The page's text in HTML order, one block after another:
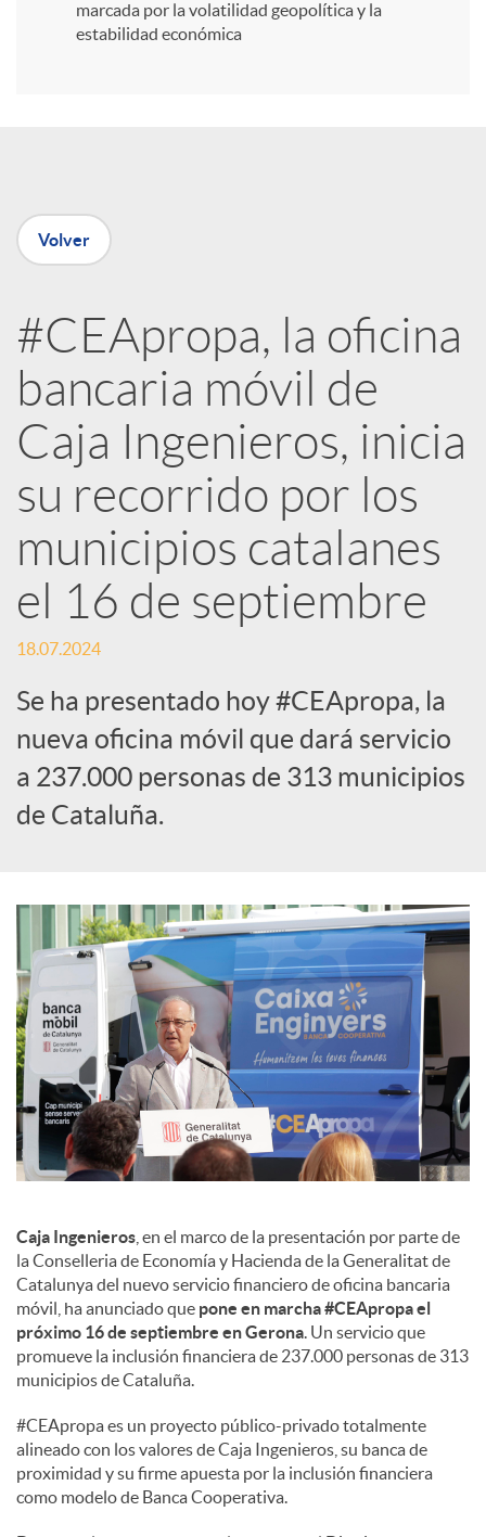
n
e
d
e
s
S
o
c
i
a
l
e
s
marcada por la volatilidad geopolítica y la
estabilidad económica
Volver
#CEApropa, la oficina
bancaria móvil de
Caja Ingenieros, inicia
su recorrido por los
municipios catalanes
el 16 de septiembre
18.07.2024
Se ha presentado hoy #CEApropa, la
nueva oficina móvil que dará servicio
a 237.000 personas de 313 municipios
de Cataluña.
Caja Ingenieros , en el marco de la presentación por parte de
la Conselleria de Economía y Hacienda de la Generalitat de
Catalunya del nuevo servicio financiero de oficina bancaria
móvil, ha anunciado que pone en marcha #CEApropa el
próximo 16 de septiembre en Gerona . Un servicio que
promueve la inclusión financiera de 237.000 personas de 313
municipios de Cataluña.
#CEApropa es un proyecto público-privado totalmente
alineado con los valores de Caja Ingenieros, su banca de
proximidad y su firme apuesta por la inclusión financiera
como modelo de Banca Cooperativa.